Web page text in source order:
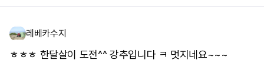
레베카수지
ㅎㅎㅎ 한달살이 도전^^ 강추입니다 ㅋ 멋지네요~~~